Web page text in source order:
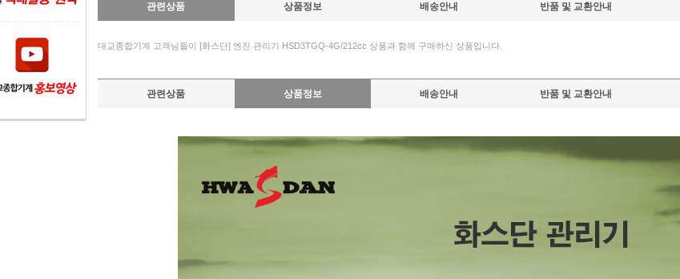
관련상품 상품정보 배송안내 반품 및 교환안내
대교종합기계 고객님들이 [화스단] 엔진 관리기 HSD3TGQ-4G/212cc 상품과 함께 구매하신 상품입니다.
관련상품 상품정보 배송안내 반품 및 교환안내